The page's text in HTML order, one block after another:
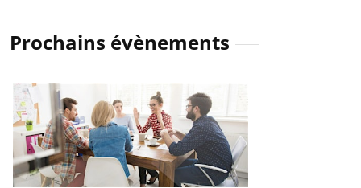
Prochains évènements